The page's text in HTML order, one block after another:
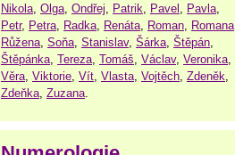
Nikola Olga Ondřej Patrik Pavel Pavla
Petr, Petra Radka Renáta Roman Romana
Růžena Soňa Stanislav, Šárka Štěpán
Štěpánka Tereza Tomáš Václav, Veronika
Věra Viktorie Vít Vlasta Vojtěch Zdeněk
Zdeňka Zuzana